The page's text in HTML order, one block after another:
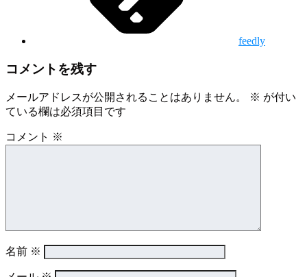
feedly
コメントを残す
メールアドレスが公開されることはありません。 ※ が付い
ている欄は必須項目です
コメント ※
名前 ※